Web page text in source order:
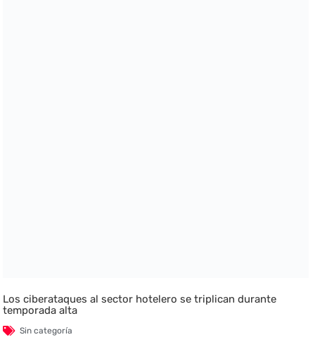
Los ciberataques al sector hotelero se triplican durante
temporada alta
Sin categoría